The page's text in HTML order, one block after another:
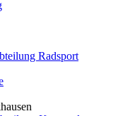
Radsport